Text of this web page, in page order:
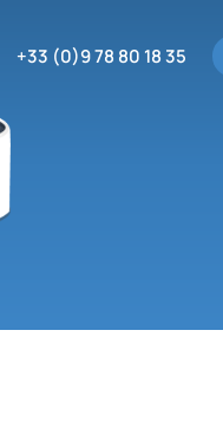
+33 (0)9 78 80 18 35